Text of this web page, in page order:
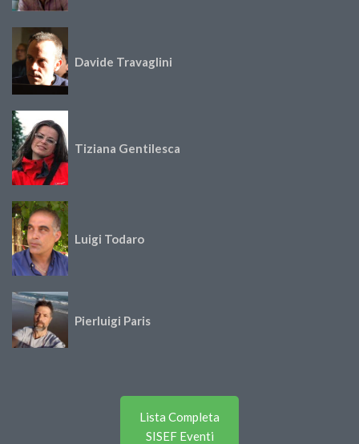
Davide Travaglini
Tiziana Gentilesca
Luigi Todaro
Pierluigi Paris
Lista Completa
SISEF Eventi